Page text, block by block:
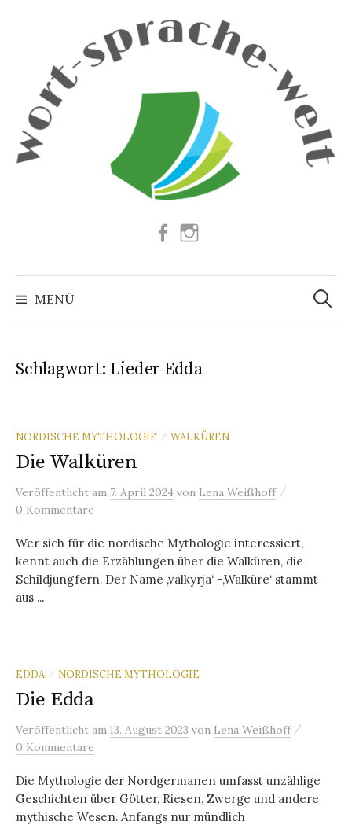
Facebook
MENÜ
Suchen
nach:
Schlagwort: Lieder-Edda
NORDISCHE MYTHOLOGIE / WALKÜREN
Die Walküren
Veröffentlicht am 7. April 2024 von Lena Weißhoff /
0 Kommentare
Wer sich für die nordische Mythologie interessiert,
kennt auch die Erzählungen über die Walküren, die
Schildjungfern. Der Name ‚valkyrja‘ -‚Walküre‘ stammt
aus ...
EDDA / NORDISCHE MYTHOLOGIE
Die Edda
Veröffentlicht am 13. August 2023 von Lena Weißhoff /
0 Kommentare
Die Mythologie der Nordgermanen umfasst unzählige
Geschichten über Götter, Riesen, Zwerge und andere
mythische Wesen. Anfangs nur mündlich